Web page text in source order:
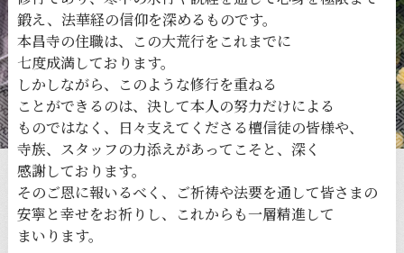
鍛え、 法華経の信仰を深める ものです。
本昌寺の住職は、 この大荒行をこれまでに
七度成満しております。
しかしながら、
このような修行を重ねる
ことができるのは、 決して本人の努力だけによる
ものではなく、
日々支えてくださる檀信徒の皆様や、
寺族、 スタッフの力添えがあってこそと、 深く
感謝しております。
そのご恩に報いるべく、 ご祈祷や法要を通して皆さまの
安寧と幸せをお祈りし、 これからも一層精進して
まいります。